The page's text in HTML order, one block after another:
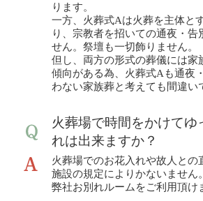
ります。
一方、火葬式Aは火葬を主体と
り、宗教者を招いての通夜・告
せん。祭壇も一切飾りません。
但し、両方の形式の葬儀には家
傾向がある為、火葬式Aも通夜
わない家族葬と考えても間違い
火葬場で時間をかけてゆ
れは出来ますか？
火葬場でのお花入れや故人との
施設の規定によりかないません
弊社お別れルームをご利用頂け